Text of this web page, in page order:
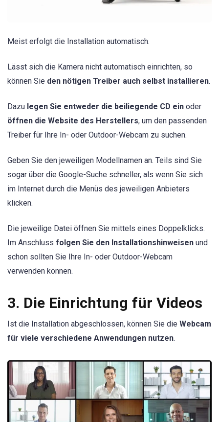
Meist erfolgt die Installation automatisch.
Lässt sich die Kamera nicht automatisch einrichten, so
können Sie den nötigen Treiber auch selbst installieren.
Dazu legen Sie entweder die beiliegende CD ein oder
öffnen die Website des Herstellers, um den passenden
Treiber für Ihre In- oder Outdoor-Webcam zu suchen.
Geben Sie den jeweiligen Modellnamen an. Teils sind Sie
sogar über die Google-Suche schneller, als wenn Sie sich
im Internet durch die Menüs des jeweiligen Anbieters
klicken.
Die jeweilige Datei öffnen Sie mittels eines Doppelklicks.
Im Anschluss folgen Sie den Installationshinweisen und
schon sollten Sie Ihre In- oder Outdoor-Webcam
verwenden können.
3. Die Einrichtung für Videos
Ist die Installation abgeschlossen, können Sie die Webcam
für viele verschiedene Anwendungen nutzen.